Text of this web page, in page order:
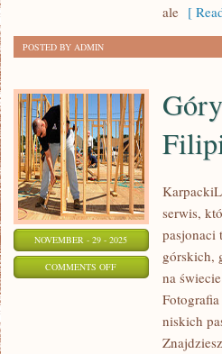
ale [
POSTED BY ADMIN
NOVEMBER - 29 - 2025
COMMENTS OFFON
serwis,
pasjonaci
górskich,
na
niskich